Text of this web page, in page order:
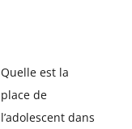
Quelle est la
place de
l’adolescent dans